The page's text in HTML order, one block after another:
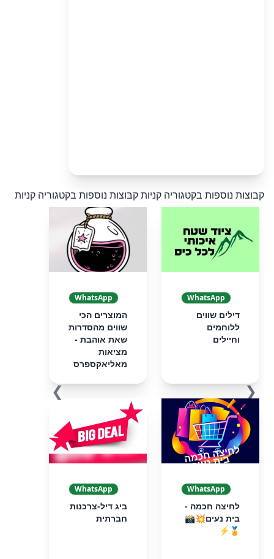
קבוצות נוספות בקטגוריה קניותקבוצות נוספות בקטגוריה קניות
❮
WhatsApp
דילים שווים
ללוחמים
וחיילים
WhatsApp
המוצרים הכי
שווים מהסדרות
שאת אוהבת -
מציאות
מאליאקספרס
WhatsApp
לחיצה חכמה -
בית נעים💥📸
🏅⚡️
WhatsApp
ביג דיל-צרכנות
חברתית
❯